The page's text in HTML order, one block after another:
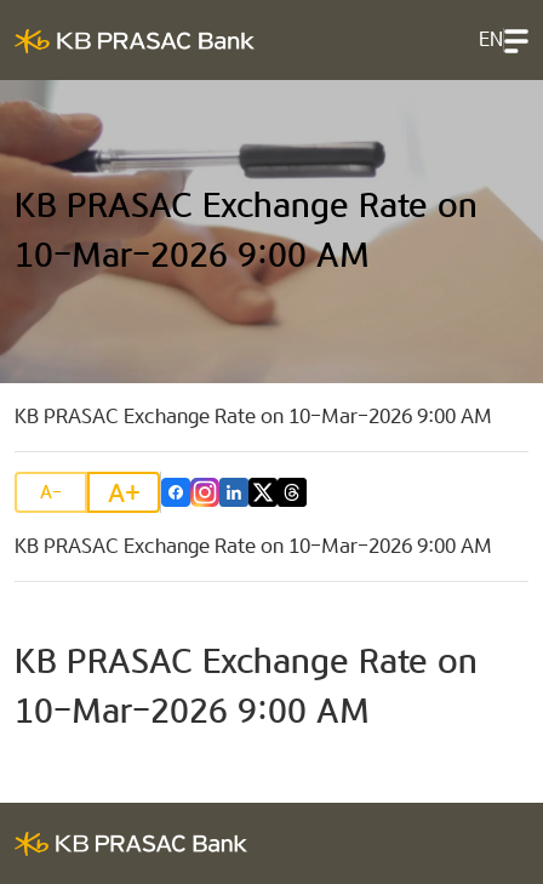
EN
KB PRASAC Exchange Rate on
10-Mar-2026 9:00 AM
KB PRASAC Exchange Rate on 10-Mar-2026 9:00 AM
A- A+
KB PRASAC Exchange Rate on 10-Mar-2026 9:00 AM
KB PRASAC Exchange Rate on
10-Mar-2026 9:00 AM